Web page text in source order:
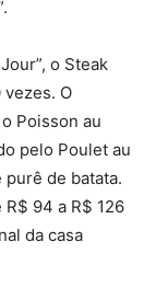
o Steak
O
Poisson au
pelo Poulet au
de batata.
R$ 94 a R$ 126
da casa